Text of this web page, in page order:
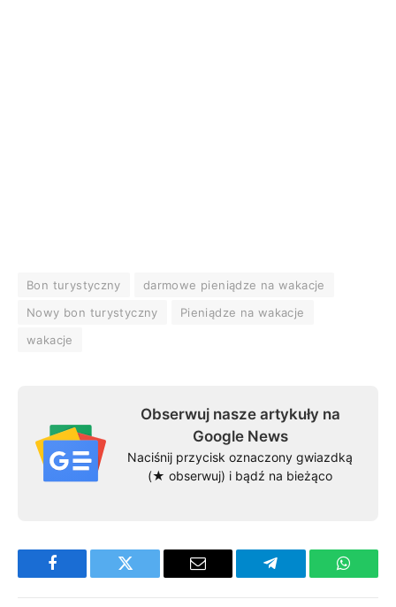
Bon turystyczny
darmowe pieniądze na wakacje
Nowy bon turystyczny
Pieniądze na wakacje
wakacje
Obserwuj nasze artykuły na
Google News
Naciśnij przycisk oznaczony gwiazdką
(★ obserwuj) i bądź na bieżąco
Facebook Twitter Email Telegram